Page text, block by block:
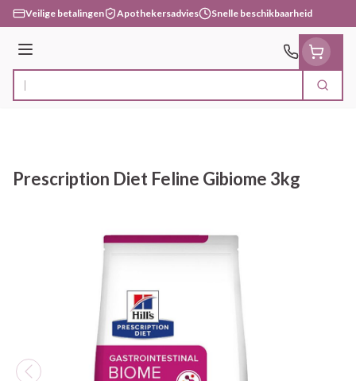
Ga naar de inhoud
Veilige betalingen Apothekersadvies Snelle beschikbaarheid
Menu
Product, merk, categorie... Zoek
Prescription Diet Feline Gibiome 3kg